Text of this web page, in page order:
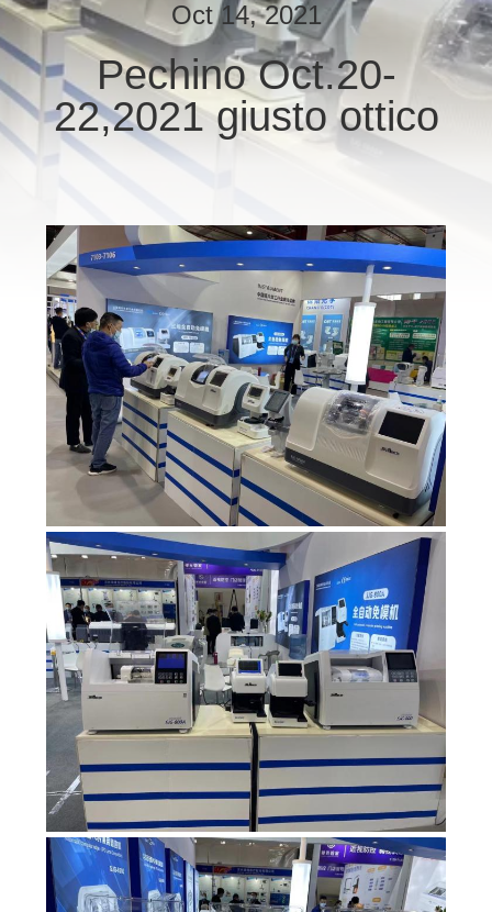
FABBRICA
CONTROLLO
DI
QUALITÀ
CONTATTICI
RICHIEDA
UNA
CITAZIONE
MAPPA
DEL
PRIVACY
POLICY
Oct 14, 2021
Pechino Oct.20-
22,2021 giusto ottico